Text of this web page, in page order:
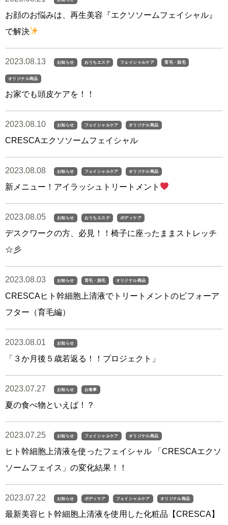
お顔のお悩みは、再生美容『エクソソームフェイシャル』
で解決
2023.08.13 お知らせ おうちエステ フェイシャルケア 育毛・脱毛
オリジナル商品
お家でも頭皮ケアを！！
2023.08.10 お知らせ フェイシャルケア オリジナル商品
CRESCAエクソソームフェイシャル
2023.08.08 お知らせ フェイシャルケア オリジナル商品
新メニュー！アイラッシュトリートメント
2023.08.05 お知らせ おうちエステ ボディケア
デスクワークの方、必見！！椅子に座ったままストレッチ
☆彡
2023.08.03 お知らせ 育毛・脱毛 オリジナル商品
CRESCAヒト幹細胞上清液でトリートメントのビフォーア
フター（育毛編）
2023.08.01 お知らせ
「３か月後５歳若返る！！プロジェクト」
2023.07.27 お知らせ お食事
夏の食べ物といえば！？
2023.07.25 お知らせ フェイシャルケア オリジナル商品
ヒト幹細胞上清液を使ったフェイシャル 「CRESCAエクソ
ソームフェイス」の変化結果！！
2023.07.22 お知らせ ボディケア フェイシャルケア オリジナル商品
最新美容ヒト幹細胞上清液を使用した化粧品【CRESCA】